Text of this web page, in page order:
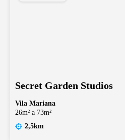
Secret Garden Studios
Vila Mariana
26m² a 73m²
2,5km